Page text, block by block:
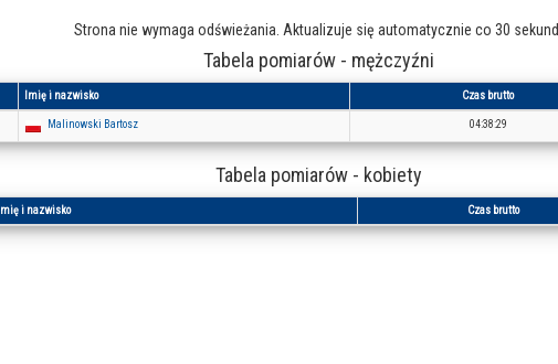
Strona nie wymaga odświeżania. Aktualizuje się automatycznie co 30 sekund.
Tabela pomiarów - mężczyźni
Imię i nazwisko Czas brutto
Malinowski Bartosz 04:38:29
Tabela pomiarów - kobiety
Imię i nazwisko Czas brutto